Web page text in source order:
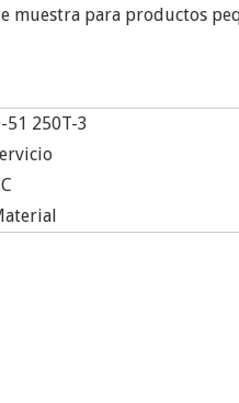
muestra para productos
51 250T-3